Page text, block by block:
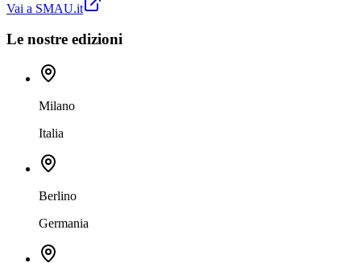
Vai a SMAU.it
Le nostre edizioni
Milano
Italia
Berlino
Germania